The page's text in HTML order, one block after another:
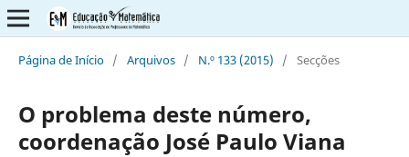
Página de Início / Arquivos / N.º 133 (2015) / Secções
O problema deste número,
coordenação José Paulo Viana